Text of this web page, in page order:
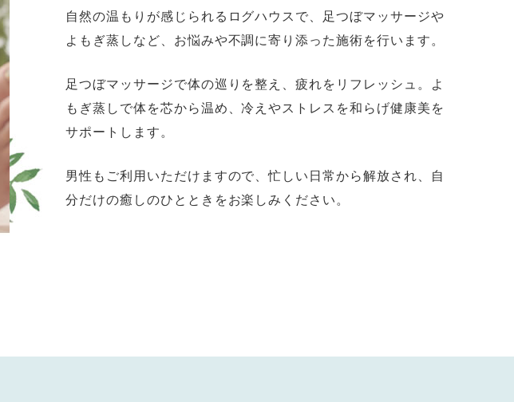
自然の温もりが感じられるログハウスで、足つぼマッサージや
よもぎ蒸しなど、お悩みや不調に寄り添った施術を行います。
足つぼマッサージで体の巡りを整え、疲れをリフレッシュ。よ
もぎ蒸しで体を芯から温め、冷えやストレスを和らげ健康美を
サポートします。
男性もご利用いただけますので、忙しい日常から解放され、自
分だけの癒しのひとときをお楽しみください。